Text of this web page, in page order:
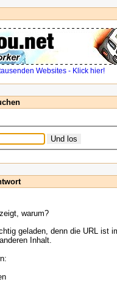
warum?
geladen, denn die URL ist
Inhalt.